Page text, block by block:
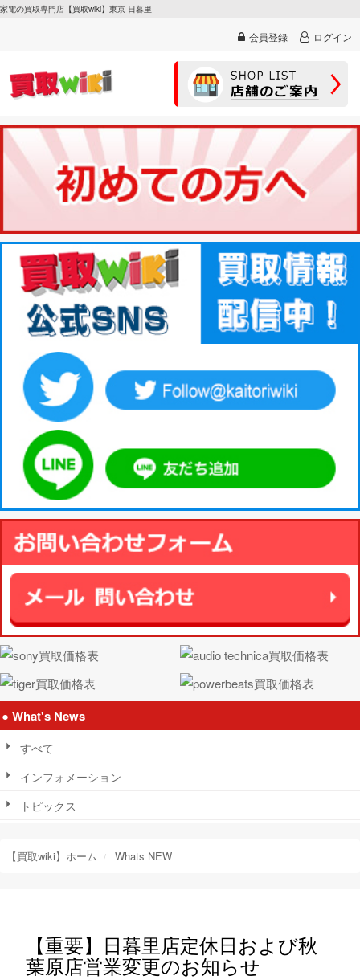
家電の買取専門店【買取wiki】東京-日暮里
会員登録 ログイン
● What's News
すべて
インフォメーション
トピックス
【買取wiki】ホーム Whats NEW
【重要】日暮里店定休日および秋
葉原店営業変更のお知らせ